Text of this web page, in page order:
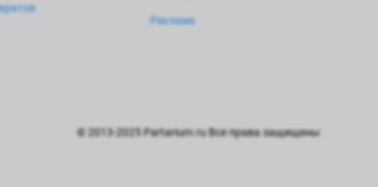
Реклама
© 2013-2025 Partarium.ru Все права защищены